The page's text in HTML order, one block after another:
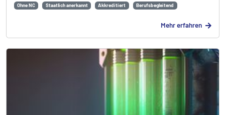
Ohne NC Staatlich anerkannt Akkreditiert Berufsbegleitend
Mehr erfahren